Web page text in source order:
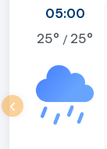
05:00
25° / 25°